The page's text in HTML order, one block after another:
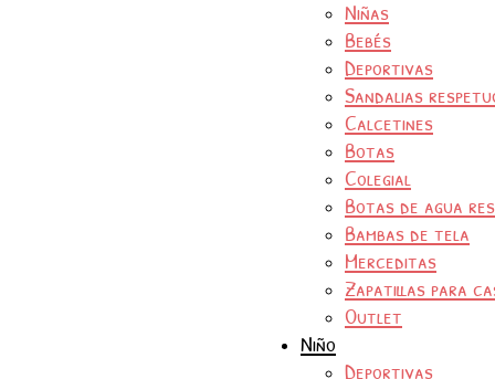
Niñas
Bebés
Deportivas
Sandalias
Calcetines
Botas
Colegial
Botas de agua
Bambas de tela
Merceditas
Zapatillas para
Outlet
Niño
Deportivas